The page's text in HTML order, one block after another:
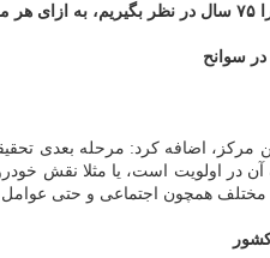
سوانح
مركز، اضافه كرد: مرحله بعدی
همچون اجتماعی و حتی عوامل